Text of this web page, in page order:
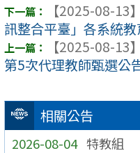
相關公告
2026-08-04 特教組
【2025-08-13】
訊整合平臺」各系統
【2025-08-13】
第5次代理教師甄選公